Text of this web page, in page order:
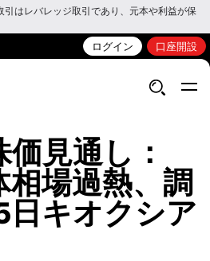
引はレバレッジ取引であり、元本や利益が保
ログイン 口座開設
見通し：
場過熱、調
キオクシア